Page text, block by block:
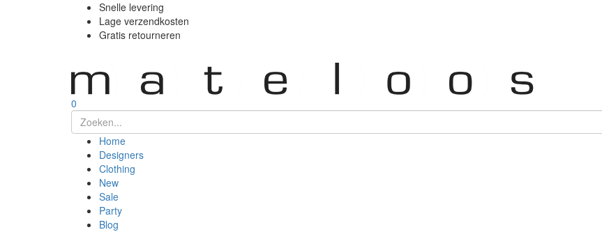
Snelle levering
Lage verzendkosten
Gratis retourneren
0
Home
Designers
Clothing
New
Sale
Party
Blog